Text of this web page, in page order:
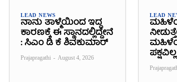
LEAD NEWS
ನಾನು ತಾಳ್ಮೆಯಿಂದ ಇದ್ದ
ಕಾರಣಕ್ಕೆ ಈ ಸ್ಥಾನದಲ್ಲಿದ್ದೇನೆ
: ಸಿಎಂ ಡಿ ಕೆ ಶಿವಕುಮಾರ್
Prajapragathi - August 4, 2026
LEAD
ಪಕ್ಷವಿಲ್ಲ